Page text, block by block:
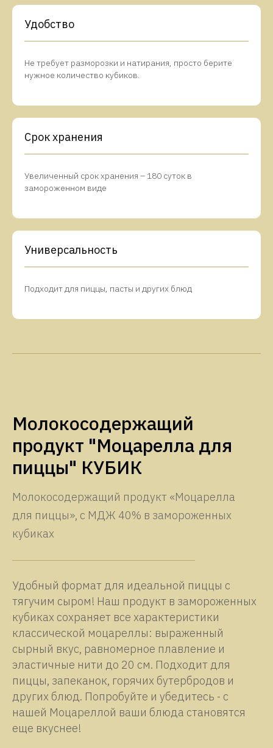
Удобство
Не требует разморозки и натирания, просто берите
нужное количество кубиков.
Срок хранения
Увеличенный срок хранения – 180 суток в
замороженном виде
Универсальность
Подходит для пиццы, пасты и других блюд
Молокосодержащий
продукт "Моцарелла для
пиццы" КУБИК
Молокосодержащий продукт «Моцарелла
для пиццы», с МДЖ 40% в замороженных
кубиках
Удобный формат для идеальной пиццы с
тягучим сыром! Наш продукт в замороженных
кубиках сохраняет все характеристики
классической моцареллы: выраженный
сырный вкус, равномерное плавление и
эластичные нити до 20 см. Подходит для
пиццы, запеканок, горячих бутербродов и
других блюд. Попробуйте и убедитесь - с
нашей Моцареллой ваши блюда становятся
еще вкуснее!